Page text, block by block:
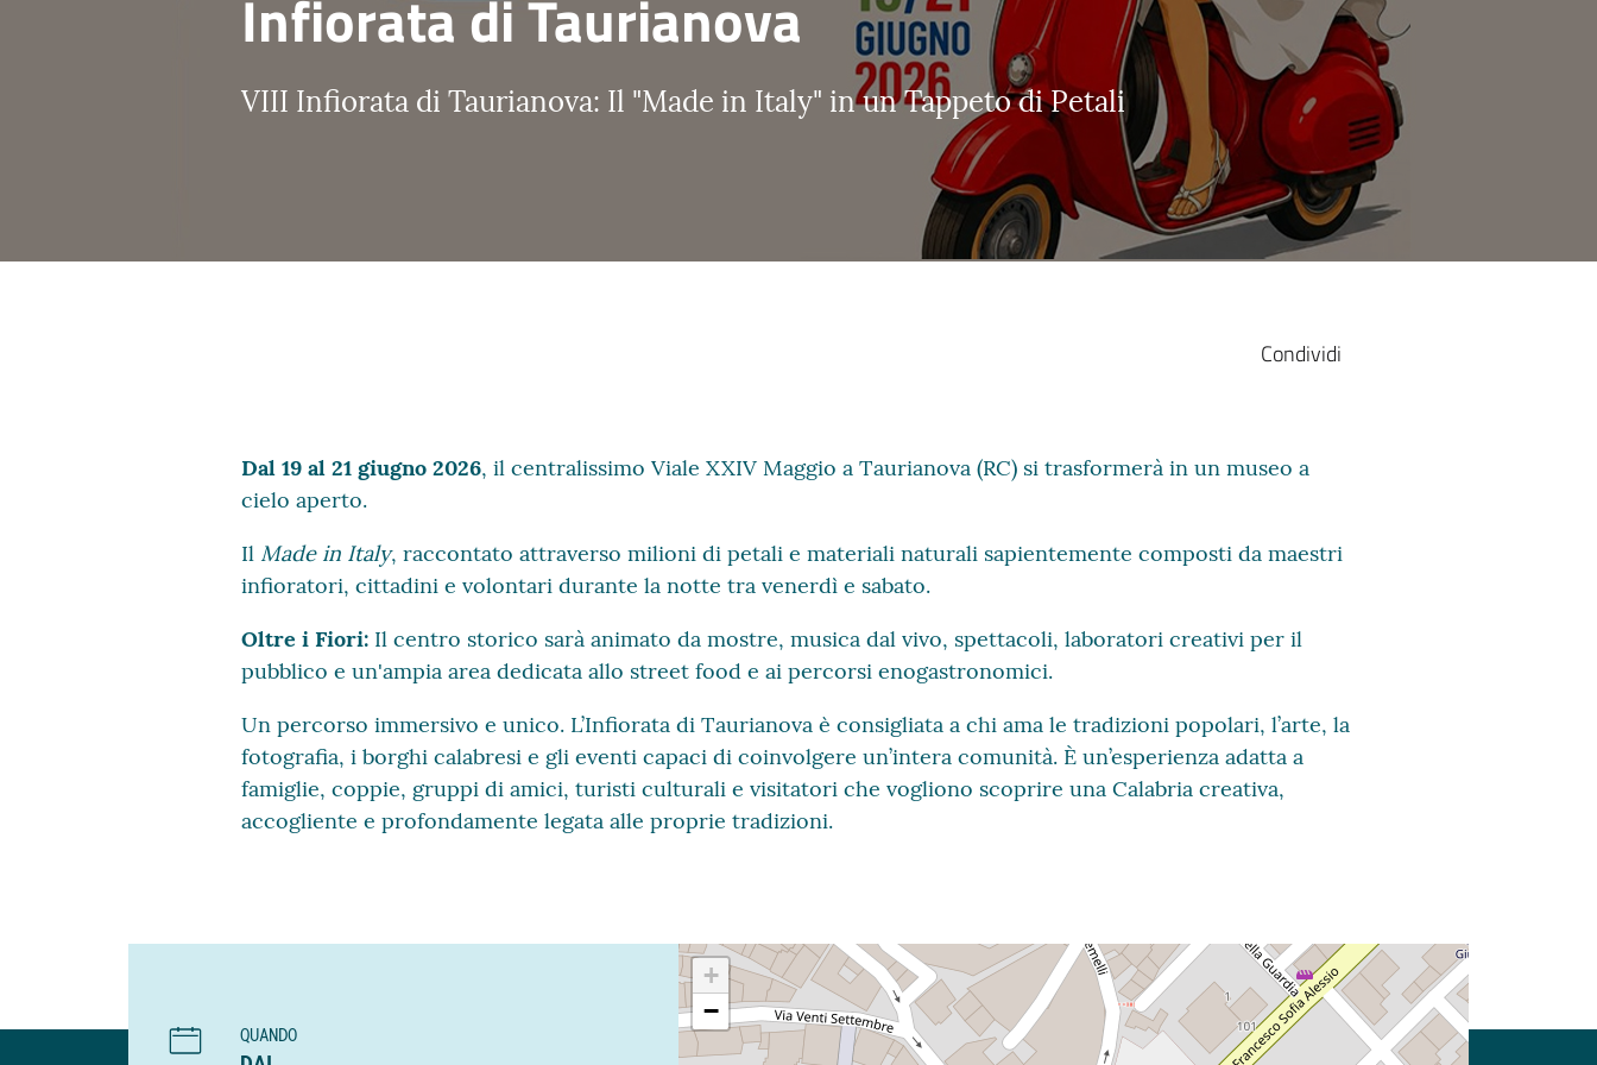
Infiorata di Taurianova
VIII Infiorata di Taurianova: Il "Made in Italy" in un Tappeto di Petali
Condividi
Dal 19 al 21 giugno 2026, il centralissimo Viale XXIV Maggio a Taurianova (RC) si trasformerà in un museo a
cielo aperto.
Il Made in Italy, raccontato attraverso milioni di petali e materiali naturali sapientemente composti da maestri
infioratori, cittadini e volontari durante la notte tra venerdì e sabato.
Oltre i Fiori: Il centro storico sarà animato da mostre, musica dal vivo, spettacoli, laboratori creativi per il
pubblico e un'ampia area dedicata allo street food e ai percorsi enogastronomici.
Un percorso immersivo e unico. L’Infiorata di Taurianova è consigliata a chi ama le tradizioni popolari, l’arte, la
fotografia, i borghi calabresi e gli eventi capaci di coinvolgere un’intera comunità. È un’esperienza adatta a
famiglie, coppie, gruppi di amici, turisti culturali e visitatori che vogliono scoprire una Calabria creativa,
accogliente e profondamente legata alle proprie tradizioni.
+
−
QUANDO